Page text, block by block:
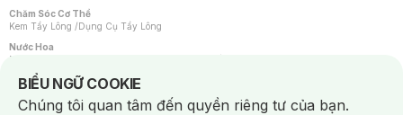
Chăm Sóc Cơ Thể
Kem Tẩy Lông /Dụng Cụ Tẩy Lông
Nước Hoa
Nước Hoa Nữ
Chăm Sóc Cá Nhân
Chống Muỗi /Khẩu Trang /Máy Massage/Mặt Nạ Xông Hơi /Nước Rửa Tay/
BIỂU NGỮ COOKIE
Notice about cookies usage
Chúng tôi quan tâm đến quyền riêng tư của bạn.